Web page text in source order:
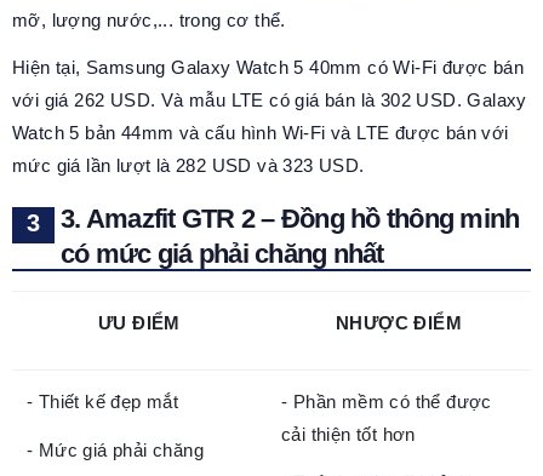
mỡ, lượng nước,... trong cơ thể.
Hiện tại, Samsung Galaxy Watch 5 40mm có Wi-Fi được bán
với giá 262 USD. Và mẫu LTE có giá bán là 302 USD. Galaxy
Watch 5 bản 44mm và cấu hình Wi-Fi và LTE được bán với
mức giá lần lượt là 282 USD và 323 USD.
3. Amazfit GTR 2 – Đồng hồ thông minh
có mức giá phải chăng nhất
ƯU ĐIỂM NHƯỢC ĐIỂM
- Thiết kế đẹp mắt
- Mức giá phải chăng
- Phần mềm có thể được
cải thiện tốt hơn